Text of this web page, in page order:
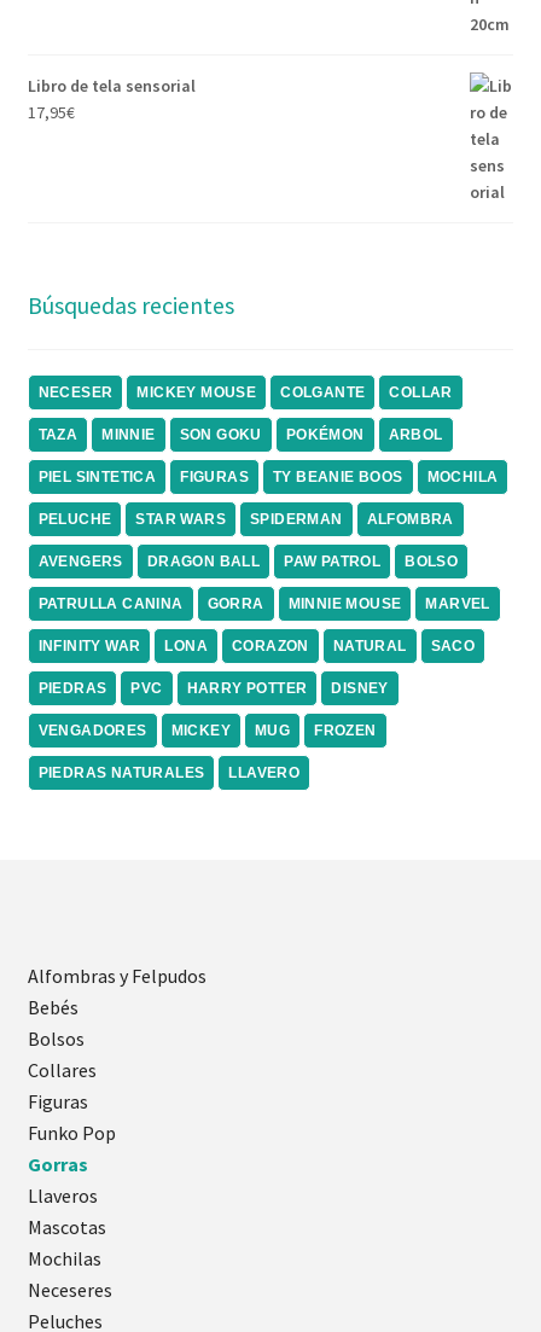
Libro de tela sensorial
17,95€
Búsquedas recientes
NECESER MICKEY MOUSE COLGANTE COLLAR
TAZA MINNIE SON GOKU POKÉMON ARBOL
PIEL SINTETICA FIGURAS TY BEANIE BOOS MOCHILA
PELUCHE STAR WARS SPIDERMAN ALFOMBRA
AVENGERS DRAGON BALL PAW PATROL BOLSO
PATRULLA CANINA GORRA MINNIE MOUSE MARVEL
INFINITY WAR LONA CORAZON NATURAL SACO
PIEDRAS PVC HARRY POTTER DISNEY
VENGADORES MICKEY MUG FROZEN
PIEDRAS NATURALES LLAVERO
Alfombras y Felpudos
Bebés
Bolsos
Collares
Figuras
Funko Pop
Gorras
Llaveros
Mascotas
Mochilas
Neceseres
Peluches